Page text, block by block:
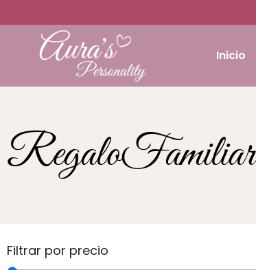
Inicio
RegaloFamiliar
Filtrar por precio